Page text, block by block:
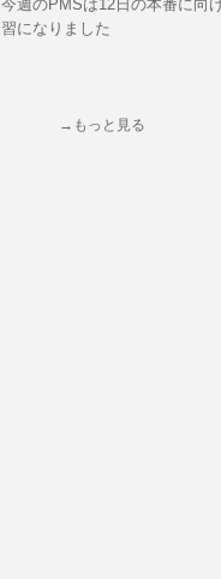
今週のPMSは12日の本番に向
習になりました
→もっと見る